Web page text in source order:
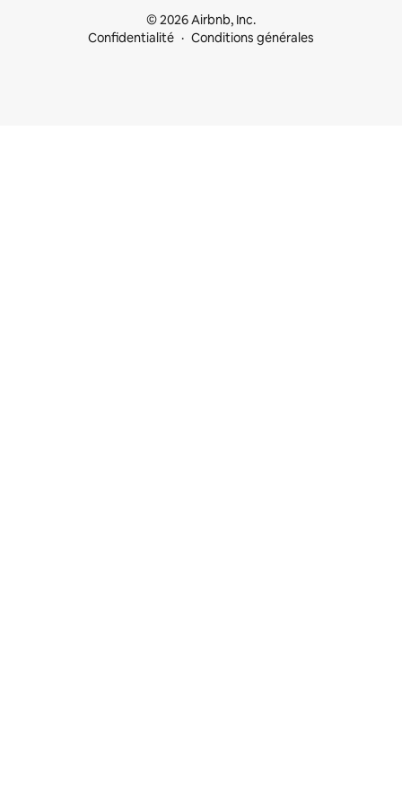
© 2026 Airbnb, Inc.
Confidentialité
Conditions générales